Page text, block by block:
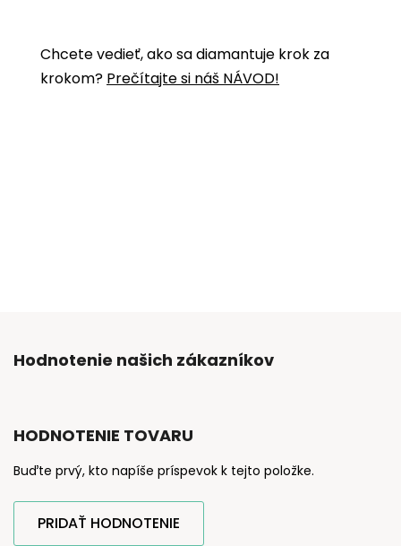
Chcete vedieť, ako sa diamantuje krok za
krokom? Prečítajte si náš NÁVOD!
Hodnotenie našich zákazníkov
HODNOTENIE TOVARU
Buďte prvý, kto napíše príspevok k tejto položke.
PRIDAŤ HODNOTENIE